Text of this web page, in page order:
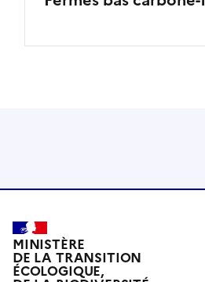
MINISTÈRE
DE LA TRANSITION
ÉCOLOGIQUE,